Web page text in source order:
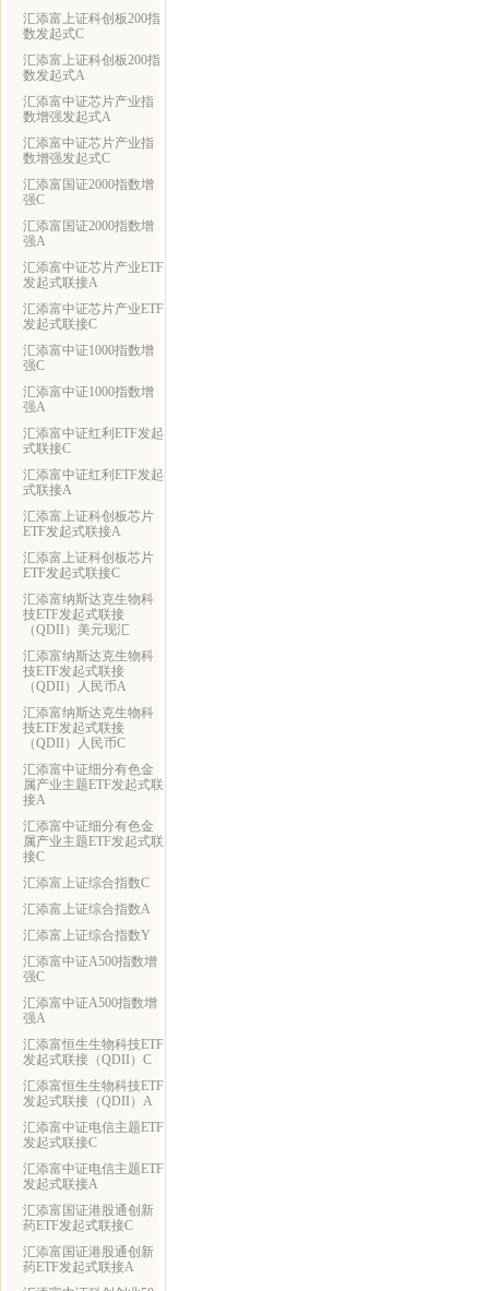
汇添富上证科创板200指
数发起式C
汇添富上证科创板200指
数发起式A
汇添富中证芯片产业指
数增强发起式A
汇添富中证芯片产业指
数增强发起式C
汇添富国证2000指数增
强C
汇添富国证2000指数增
强A
汇添富中证芯片产业ETF
发起式联接A
汇添富中证芯片产业ETF
发起式联接C
汇添富中证1000指数增
强C
汇添富中证1000指数增
强A
汇添富中证红利ETF发起
式联接C
汇添富中证红利ETF发起
式联接A
汇添富上证科创板芯片
ETF发起式联接A
汇添富上证科创板芯片
ETF发起式联接C
汇添富纳斯达克生物科
技ETF发起式联接
（QDII）美元现汇
汇添富纳斯达克生物科
技ETF发起式联接
（QDII）人民币A
汇添富纳斯达克生物科
技ETF发起式联接
（QDII）人民币C
汇添富中证细分有色金
属产业主题ETF发起式联
接A
汇添富中证细分有色金
属产业主题ETF发起式联
接C
汇添富上证综合指数C
汇添富上证综合指数A
汇添富上证综合指数Y
汇添富中证A500指数增
强C
汇添富中证A500指数增
强A
汇添富恒生生物科技ETF
发起式联接（QDII）C
汇添富恒生生物科技ETF
发起式联接（QDII）A
汇添富中证电信主题ETF
发起式联接C
汇添富中证电信主题ETF
发起式联接A
汇添富国证港股通创新
药ETF发起式联接C
汇添富国证港股通创新
药ETF发起式联接A